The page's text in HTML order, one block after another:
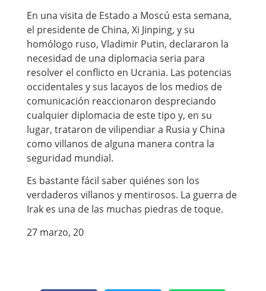
En una visita de Estado a Moscú esta semana,
el presidente de China, Xi Jinping, y su
homólogo ruso, Vladimir Putin, declararon la
necesidad de una diplomacia seria para
resolver el conflicto en Ucrania. Las potencias
occidentales y sus lacayos de los medios de
comunicación reaccionaron despreciando
cualquier diplomacia de este tipo y, en su
lugar, trataron de vilipendiar a Rusia y China
como villanos de alguna manera contra la
seguridad mundial.
Es bastante fácil saber quiénes son los
verdaderos villanos y mentirosos. La guerra de
Irak es una de las muchas piedras de toque.
27 marzo, 20